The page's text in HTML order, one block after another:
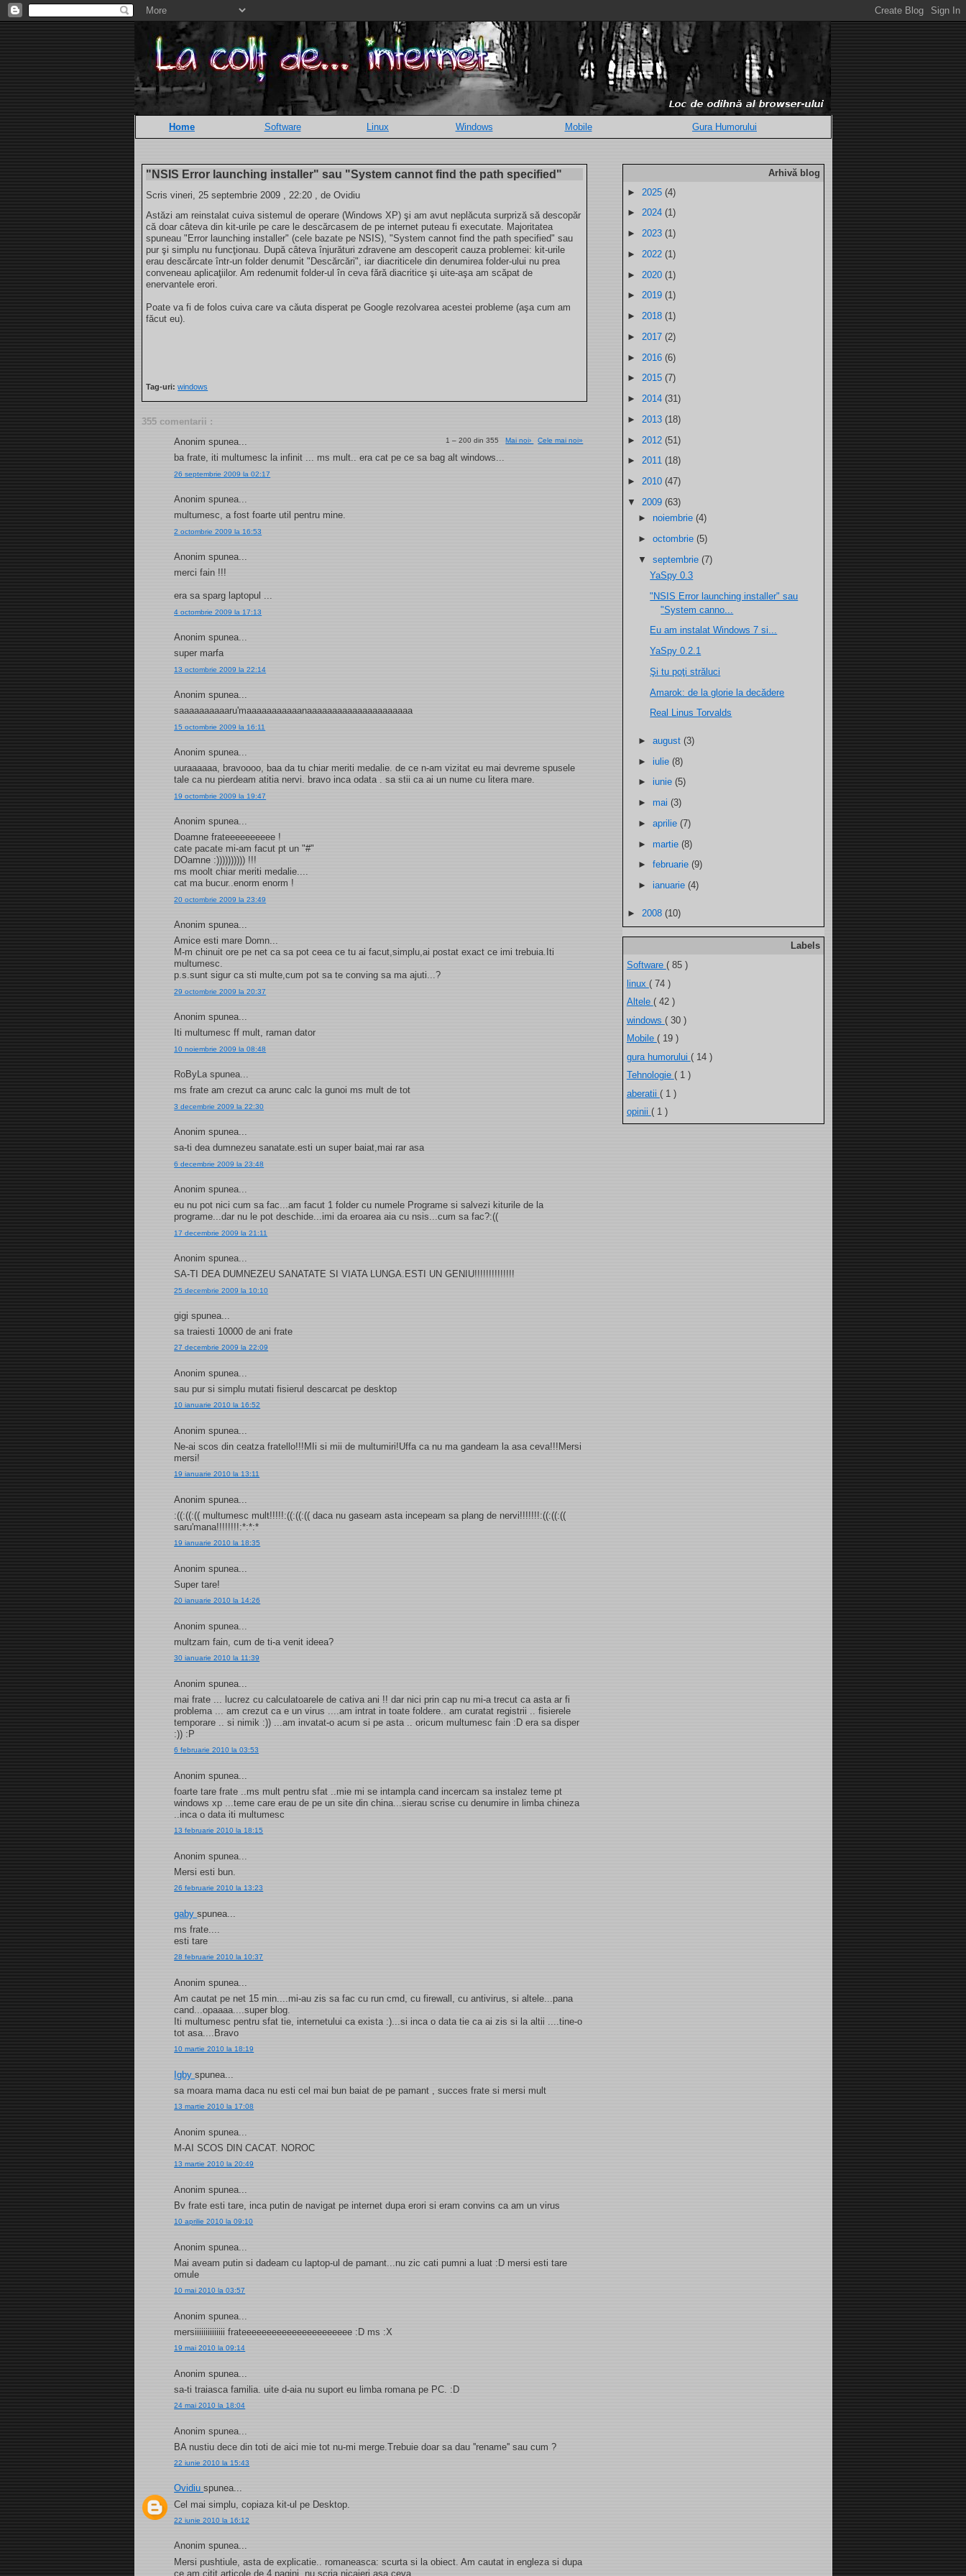
Home Software Linux Windows Mobile Gura Humorului
"NSIS Error launching installer" sau "System cannot find the path specified"
Scris vineri, 25 septembrie 2009 , 22:20 , de Ovidiu
Astăzi am reinstalat cuiva sistemul de operare (Windows XP) şi am avut neplăcuta surpriză să descopăr
că doar câteva din kit-urile pe care le descărcasem de pe internet puteau fi executate. Majoritatea
spuneau "Error launching installer" (cele bazate pe NSIS), "System cannot find the path specified" sau
pur şi simplu nu funcţionau. După câteva înjurături zdravene am descoperit cauza problemei: kit-urile
erau descărcate într-un folder denumit "Descărcări", iar diacriticele din denumirea folder-ului nu prea
conveneau aplicaţiilor. Am redenumit folder-ul în ceva fără diacritice şi uite-aşa am scăpat de
enervantele erori.
Poate va fi de folos cuiva care va căuta disperat pe Google rezolvarea acestei probleme (aşa cum am
făcut eu).
Tag-uri:windows
355 comentarii :
1 – 200 din 355Mai noi› Cele mai noi»
Anonim spunea...
ba frate, iti multumesc la infinit ... ms mult.. era cat pe ce sa bag alt windows...
26 septembrie 2009 la 02:17
Anonim spunea...
multumesc, a fost foarte util pentru mine.
2 octombrie 2009 la 16:53
Anonim spunea...
merci fain !!!
era sa sparg laptopul ...
4 octombrie 2009 la 17:13
Anonim spunea...
super marfa
13 octombrie 2009 la 22:14
Anonim spunea...
saaaaaaaaaaru'maaaaaaaaaaanaaaaaaaaaaaaaaaaaaaaa
15 octombrie 2009 la 16:11
Anonim spunea...
uuraaaaaa, bravoooo, baa da tu chiar meriti medalie. de ce n-am vizitat eu mai devreme spusele
tale ca nu pierdeam atitia nervi. bravo inca odata . sa stii ca ai un nume cu litera mare.
19 octombrie 2009 la 19:47
Anonim spunea...
Doamne frateeeeeeeeee !
cate pacate mi-am facut pt un "#"
DOamne :)))))))))) !!!
ms moolt chiar meriti medalie....
cat ma bucur..enorm enorm !
20 octombrie 2009 la 23:49
Anonim spunea...
Amice esti mare Domn...
M-m chinuit ore pe net ca sa pot ceea ce tu ai facut,simplu,ai postat exact ce imi trebuia.Iti
multumesc.
p.s.sunt sigur ca sti multe,cum pot sa te conving sa ma ajuti...?
29 octombrie 2009 la 20:37
Anonim spunea...
Iti multumesc ff mult, raman dator
10 noiembrie 2009 la 08:48
RoByLa spunea...
ms frate am crezut ca arunc calc la gunoi ms mult de tot
3 decembrie 2009 la 22:30
Anonim spunea...
sa-ti dea dumnezeu sanatate.esti un super baiat,mai rar asa
6 decembrie 2009 la 23:48
Anonim spunea...
eu nu pot nici cum sa fac...am facut 1 folder cu numele Programe si salvezi kiturile de la
programe...dar nu le pot deschide...imi da eroarea aia cu nsis...cum sa fac?:((
17 decembrie 2009 la 21:11
Anonim spunea...
SA-TI DEA DUMNEZEU SANATATE SI VIATA LUNGA.ESTI UN GENIU!!!!!!!!!!!!!!
25 decembrie 2009 la 10:10
gigi spunea...
sa traiesti 10000 de ani frate
27 decembrie 2009 la 22:09
Anonim spunea...
sau pur si simplu mutati fisierul descarcat pe desktop
10 ianuarie 2010 la 16:52
Anonim spunea...
Ne-ai scos din ceatza fratello!!!MIi si mii de multumiri!Uffa ca nu ma gandeam la asa ceva!!!Mersi
mersi!
19 ianuarie 2010 la 13:11
Anonim spunea...
:((:((:(( multumesc mult!!!!!:((:((:(( daca nu gaseam asta incepeam sa plang de nervi!!!!!!!:((:((:((
saru'mana!!!!!!!!:*:*:*
19 ianuarie 2010 la 18:35
Anonim spunea...
Super tare!
20 ianuarie 2010 la 14:26
Anonim spunea...
multzam fain, cum de ti-a venit ideea?
30 ianuarie 2010 la 11:39
Anonim spunea...
mai frate ... lucrez cu calculatoarele de cativa ani !! dar nici prin cap nu mi-a trecut ca asta ar fi
problema ... am crezut ca e un virus ....am intrat in toate foldere.. am curatat registrii .. fisierele
temporare .. si nimik :)) ...am invatat-o acum si pe asta .. oricum multumesc fain :D era sa disper
:)) :P
6 februarie 2010 la 03:53
Anonim spunea...
foarte tare frate ..ms mult pentru sfat ..mie mi se intampla cand incercam sa instalez teme pt
windows xp ...teme care erau de pe un site din china...sierau scrise cu denumire in limba chineza
..inca o data iti multumesc
13 februarie 2010 la 18:15
Anonim spunea...
Mersi esti bun.
26 februarie 2010 la 13:23
gabyspunea...
ms frate....
esti tare
28 februarie 2010 la 10:37
Anonim spunea...
Am cautat pe net 15 min....mi-au zis sa fac cu run cmd, cu firewall, cu antivirus, si altele...pana
cand...opaaaa....super blog.
Iti multumesc pentru sfat tie, internetului ca exista :)...si inca o data tie ca ai zis si la altii ....tine-o
tot asa....Bravo
10 martie 2010 la 18:19
Igbyspunea...
sa moara mama daca nu esti cel mai bun baiat de pe pamant , succes frate si mersi mult
13 martie 2010 la 17:08
Anonim spunea...
M-AI SCOS DIN CACAT. NOROC
13 martie 2010 la 20:49
Anonim spunea...
Bv frate esti tare, inca putin de navigat pe internet dupa erori si eram convins ca am un virus
10 aprilie 2010 la 09:10
Anonim spunea...
Mai aveam putin si dadeam cu laptop-ul de pamant...nu zic cati pumni a luat :D mersi esti tare
omule
10 mai 2010 la 03:57
Anonim spunea...
mersiiiiiiiiiiiiii frateeeeeeeeeeeeeeeeeeeeee :D ms :X
19 mai 2010 la 09:14
Anonim spunea...
sa-ti traiasca familia. uite d-aia nu suport eu limba romana pe PC. :D
24 mai 2010 la 18:04
Anonim spunea...
BA nustiu dece din toti de aici mie tot nu-mi merge.Trebuie doar sa dau ''rename'' sau cum ?
22 iunie 2010 la 15:43
Ovidiuspunea...
Cel mai simplu, copiaza kit-ul pe Desktop.
22 iunie 2010 la 16:12
Anonim spunea...
Mersi pushtiule, asta de explicatie.. romaneasca: scurta si la obiect. Am cautat in engleza si dupa
ce am citit articole de 4 pagini, nu scria nicaieri asa ceva.
Arhivă blog
► 2025 (4)
► 2024 (1)
► 2023 (1)
► 2022 (1)
► 2020 (1)
► 2019 (1)
► 2018 (1)
► 2017 (2)
► 2016 (6)
► 2015 (7)
► 2014 (31)
► 2013 (18)
► 2012 (51)
► 2011 (18)
► 2010 (47)
▼ 2009 (63)
►noiembrie(4)
►octombrie(5)
▼septembrie(7)
YaSpy 0.3
"NSIS Error launching installer" sau
"System canno...
Eu am instalat Windows 7 si...
YaSpy 0.2.1
Şi tu poţi străluci
Amarok: de la glorie la decădere
Real Linus Torvalds
►august(3)
►iulie(8)
►iunie(5)
►mai(3)
►aprilie(7)
►martie(8)
►februarie(9)
►ianuarie(4)
► 2008 (10)
Labels
Software ( 85 )
linux ( 74 )
Altele ( 42 )
windows ( 30 )
Mobile ( 19 )
gura humorului ( 14 )
Tehnologie ( 1 )
aberatii ( 1 )
opinii ( 1 )